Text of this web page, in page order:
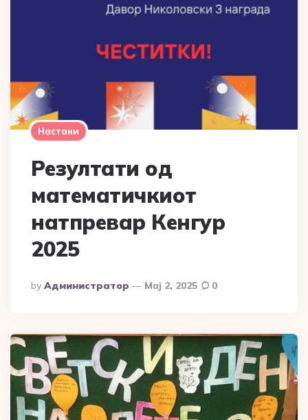
Настани
Резултати од
математичкиот
натпревар Кенгур
2025
Posted
By
By Администратор Мај 2, 2025 0